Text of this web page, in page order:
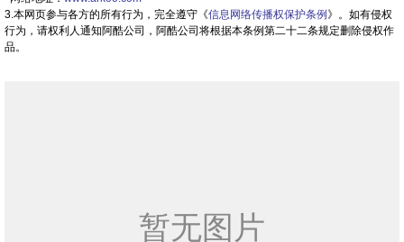
3.本网页参与各方的所有行为，完全遵守《信息网络传播权保护条例 》。如有侵权
行为，请权利人通知阿酷公司，阿酷公司将根据本条例第二十二条规定删除侵权作
品。